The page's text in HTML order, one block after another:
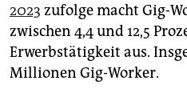
2023 zufolge macht Gig-
zwischen 4,4 und 12,5
Erwerbstätigkeit aus.
Millionen Gig-Worker.